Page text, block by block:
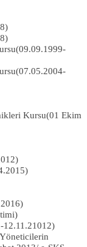
Kursu(01 Ekim
12.11.21012)
Yöneticilerin